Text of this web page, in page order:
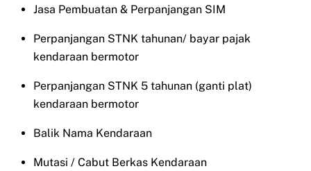
Jasa Pembuatan & Perpanjangan SIM
Perpanjangan STNK tahunan/ bayar pajak
kendaraan bermotor
Perpanjangan STNK 5 tahunan (ganti plat)
kendaraan bermotor
Balik Nama Kendaraan
Mutasi / Cabut Berkas Kendaraan